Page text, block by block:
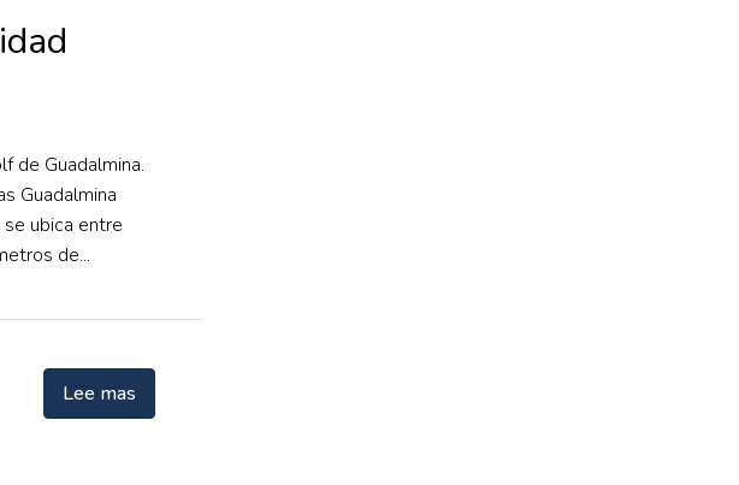
de Guadalmina.
Guadalmina
ubica entre
de...
Lee mas